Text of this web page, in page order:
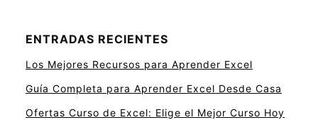
ENTRADAS RECIENTES
Los Mejores Recursos para Aprender Excel
Guía Completa para Aprender Excel Desde Casa
Ofertas Curso de Excel: Elige el Mejor Curso Hoy